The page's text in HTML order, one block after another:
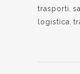
trasporti
logistica